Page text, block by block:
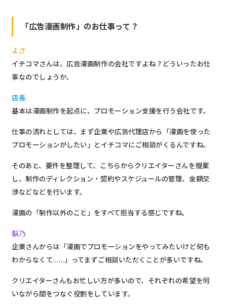
「広告漫画制作」のお仕事って？
よざ
イチコマさんは、広告漫画制作の会社ですよね？どういったお仕
事なのでしょうか。
店長
基本は漫画制作を起点に、プロモーション支援を行う会社です。
仕事の流れとしては、まず企業や広告代理店から「漫画を使った
プロモーションがしたい」とイチコマにご相談がくるんですね。
そのあと、要件を整理して、こちらからクリエイターさんを提案
し、制作のディレクション・契約やスケジュールの管理、金額交
渉などなどを行います。
漫画の「制作以外のこと」をすべて担当する感じですね。
脳乃
企業さんからは「漫画でプロモーションをやってみたいけど何も
わからなくて……」ってまずご相談いただくことが多いですね。
クリエイターさんもお忙しい方が多いので、それぞれの希望を伺
いながら間をつなぐ役割をしています。